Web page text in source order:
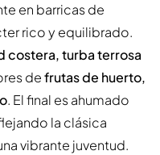
en barricas de
rico y equilibrado.
costera, turba terrosa
defrutas de huerto,
. El final es ahumado
la clásica
vibrante juventud.